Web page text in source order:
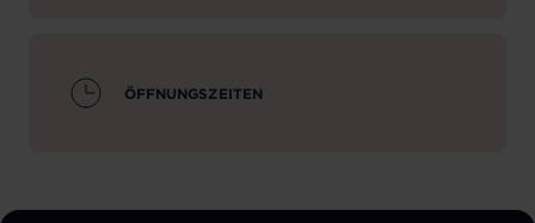
ÖFFNUNGSZEITEN